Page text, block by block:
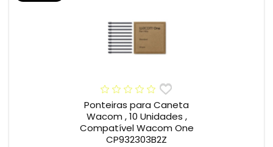
Ponteiras para Caneta
Wacom , 10 Unidades ,
Compatível Wacom One
CP932303B2Z